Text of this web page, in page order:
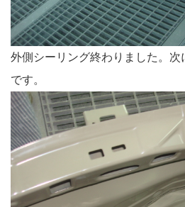
外側シーリング終わりました。
です。